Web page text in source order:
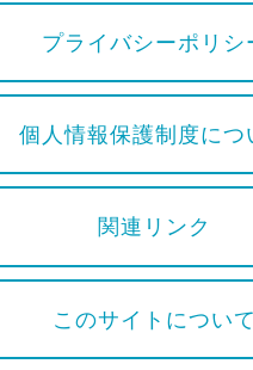
プライバシーポリシ
個人情報保護制度につ
関連リンク
このサイトについて